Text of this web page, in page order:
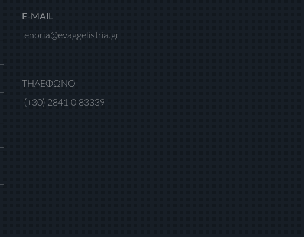
Ε-MAIL
enoria@evaggelistria.gr
ΤΗΛΕΦΩΝΟ
(+30) 2841 0 83339